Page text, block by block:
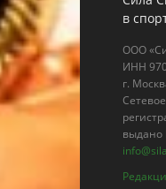
в
ООО
ИНН
г.
выдано